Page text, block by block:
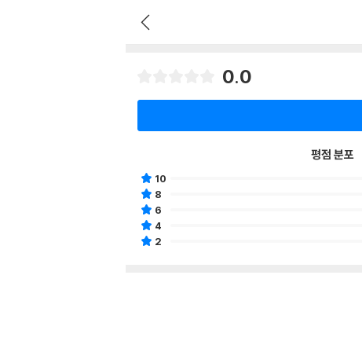
0.0
평점 분포
10
8
6
4
2